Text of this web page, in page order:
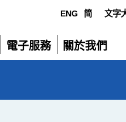
ENG 简 文字
電子服務
展
關於我們
展